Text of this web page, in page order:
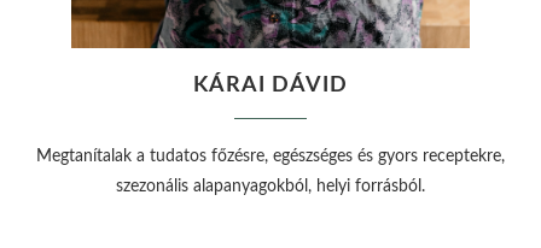
KÁRAI DÁVID
Megtanítalak a tudatos főzésre, egészséges és gyors receptekre,
szezonális alapanyagokból, helyi forrásból.